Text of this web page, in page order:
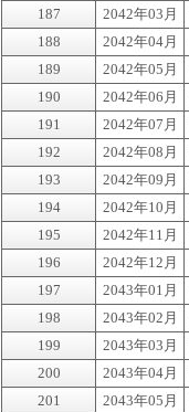
187
2042年03月
188
2042年04月
189
2042年05月
190
2042年06月
191
2042年07月
192
2042年08月
193
2042年09月
194
2042年10月
195
2042年11月
196
2042年12月
197
2043年01月
198
2043年02月
199
2043年03月
200
2043年04月
201
2043年05月